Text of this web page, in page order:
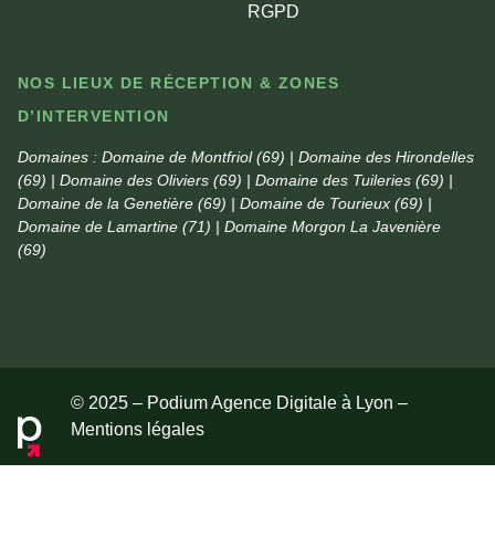
RGPD
NOS LIEUX DE RÉCEPTION & ZONES
D’INTERVENTION
Domaines : Domaine de Montfriol (69) | Domaine des Hirondelles
(69) | Domaine des Oliviers (69) | Domaine des Tuileries (69) |
Domaine de la Genetière (69) | Domaine de Tourieux (69) |
Domaine de Lamartine (71) | Domaine Morgon La Javenière
(69)
© 2025 – Podium Agence Digitale à Lyon –
Mentions légales